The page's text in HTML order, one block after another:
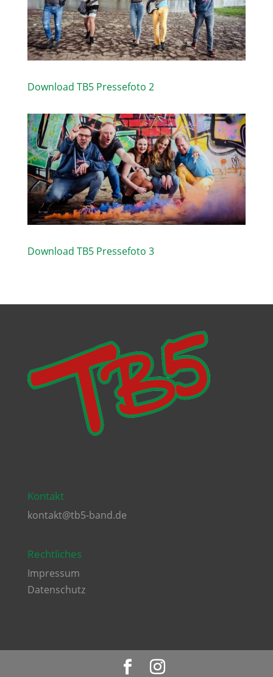
Download TB5 Pressefoto 2
Download TB5 Pressefoto 3
Kontakt
kontakt@tb5-band.de
Rechtliches
Impressum
Datenschutz